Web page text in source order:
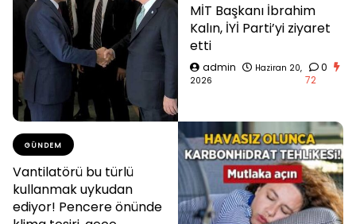
MİT Başkanı İbrahim
Kalın, İYİ Parti’yi ziyaret
etti
admin
Haziran 20,
2026
0
72
GÜNDEM
Vantilatörü bu türlü
kullanmak uykudan
ediyor! Pencere önünde